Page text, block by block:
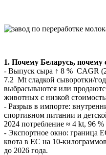
1. Почему Беларусь, почему
- Выпуск сыра ↑ 8 % CAGR
7.2 Mt сладкой сыворотки/
выбрасываются или
животных с низкой
- Разрыв в импорте:
спортивном питании и
2024 потребление ≈ 4 kt, 96
- Экспортное окно: граница
квота в ЕС на 10-
до 2026 года.